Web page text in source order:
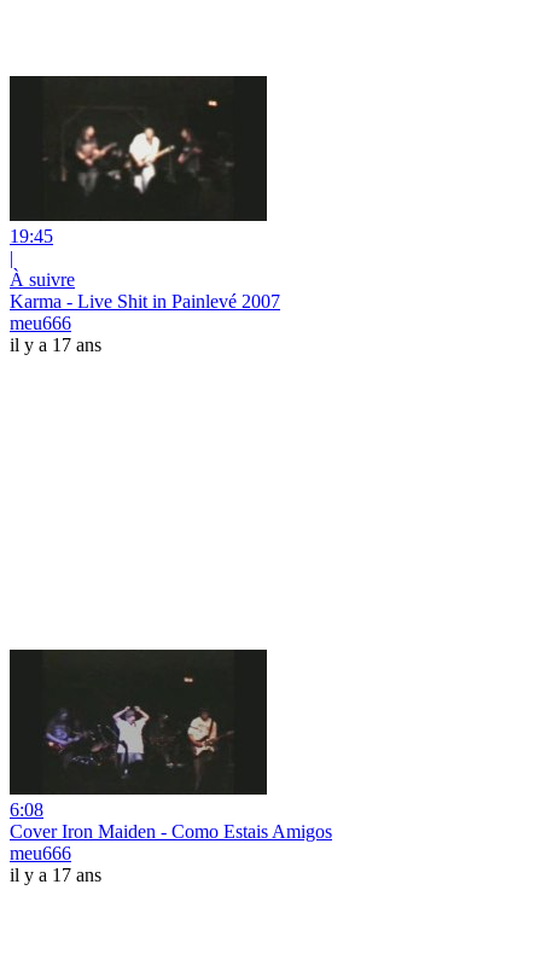
19:45
|
À suivre
Karma - Live Shit in Painlevé 2007
meu666
il y a 17 ans
6:08
Cover Iron Maiden - Como Estais Amigos
meu666
il y a 17 ans